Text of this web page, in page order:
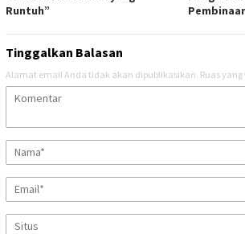
Runtuh”
Tinggalkan Balasan
Alamat email Anda tidak akan dipublikasikan. Ruas